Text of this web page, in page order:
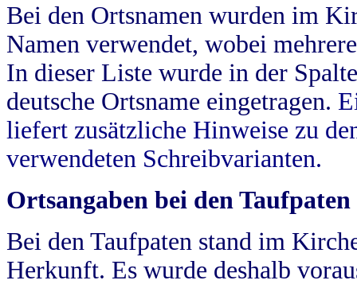
Bei den Ortsnamen wurden im
Namen verwendet, wobei
In dieser Liste wurde in der
deutsche Ortsname eingetragen.
liefert zusätzliche Hinweise zu
verwendeten Schreibvarianten.
Ortsangaben bei den Taufpaten
Bei den Taufpaten stand im
Herkunft. Es wurde deshalb